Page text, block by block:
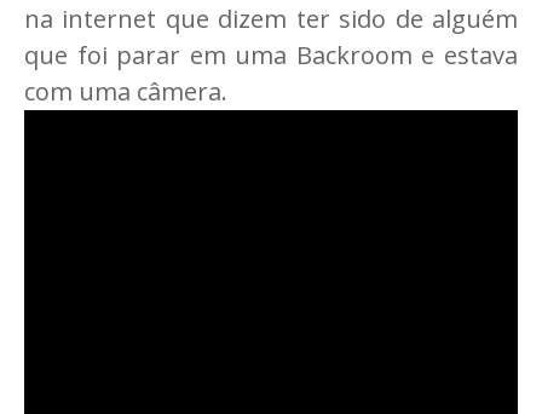
na internet que dizem ter sido de alguém
que foi parar em uma Backroom e estava
com uma câmera.